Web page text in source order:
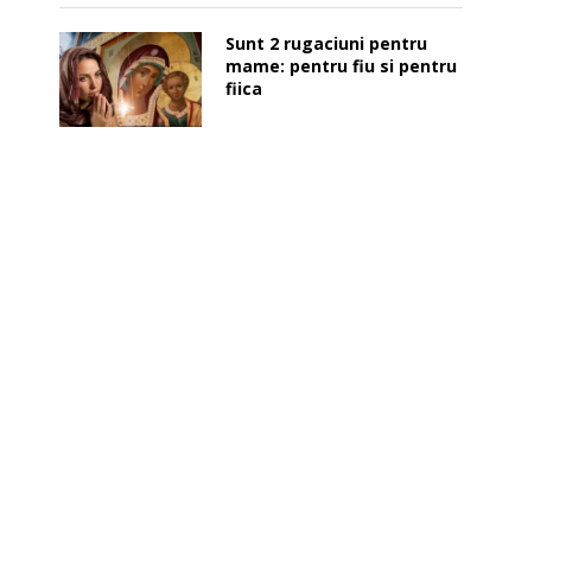
Sunt 2 rugaciuni pentru
mame: pentru fiu si pentru
fiica